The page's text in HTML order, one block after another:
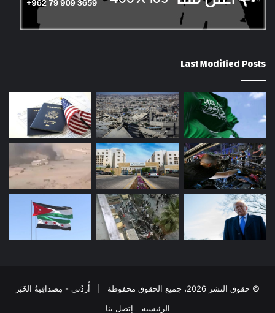
Last Modified Posts
© حقوق النشر 2026، جميع الحقوق محفوظة | أُردُني - مِصداقِيةُ الخَبَر
الرئيسية
إتصل بنا